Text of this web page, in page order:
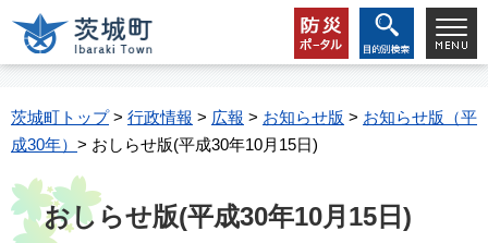
茨城町トップ> 行政情報 > 広報 > お知らせ版 > お知らせ版（平
成30年） > おしらせ版(平成30年10月15日)
おしらせ版(平成30年10月15日)